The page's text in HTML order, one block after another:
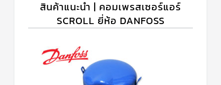
สินค้าแนะนำ | คอมเพรสเซอร์แอร์
SCROLL ยี่ห้อ DANFOSS